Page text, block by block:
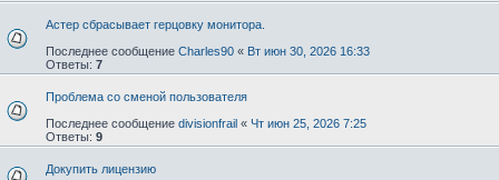
Астер сбрасывает герцовку монитора.
Последнее сообщение Charles90 « Вт июн 30, 2026 16:33
Ответы: 7
Проблема со сменой пользователя
Последнее сообщение divisionfrail « Чт июн 25, 2026 7:25
Ответы: 9
Докупить лицензию